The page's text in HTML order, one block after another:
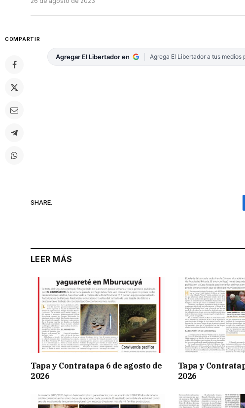
COMPARTIR
Agregar El Libertador en Agrega El Libertador a tus medios
SHARE.
LEER MÁS
Tapa y Contratapa 6 de agosto de
2026
Tapa y
2026